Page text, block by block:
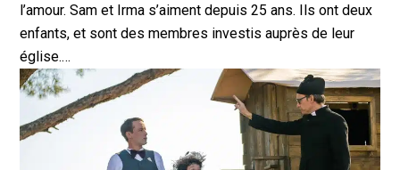
l’amour. Sam et Irma s’aiment depuis 25 ans. Ils ont deux
enfants, et sont des membres investis auprès de leur
église.…